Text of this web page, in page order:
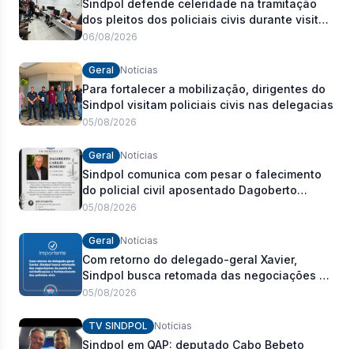
Sindpol defende celeridade na tramitação
dos pleitos dos policiais civis durante visita
às delegacias
06/08/2026
Geral Notícias
Para fortalecer a mobilização, dirigentes do
Sindpol visitam policiais civis nas delegacias
05/08/2026
Geral Notícias
Sindpol comunica com pesar o falecimento
do policial civil aposentado Dagoberto
Carlos Romeiro
05/08/2026
Geral Notícias
Com retorno do delegado-geral Xavier,
Sindpol busca retomada das negociações da
pauta de reivindicações e fortalecimento dos
05/08/2026
TV SINDPOL Notícias
Sindpol em QAP: deputado Cabo Bebeto